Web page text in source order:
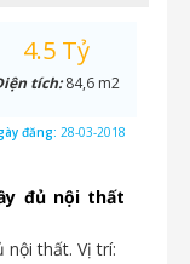
đủ nội thất
nội thất. Vị trí:
4.5 Tỷ
tích:84,6 m2
đăng: 28-03-2018